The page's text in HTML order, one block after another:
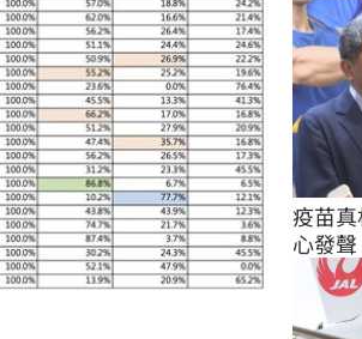
疫苗
心發聲